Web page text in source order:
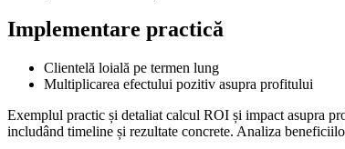
Implementare practică
Clientelă loială pe termen lung
Multiplicarea efectului pozitiv asupra profitului
Exemplul practic și detaliat calcul ROI și impact asupra
includând timeline și rezultate concrete. Analiza